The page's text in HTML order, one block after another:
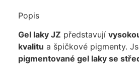
Popis
Gel laky JZ představují
kvalitu a špičkové pigmenty.
pigmentované gel laky se